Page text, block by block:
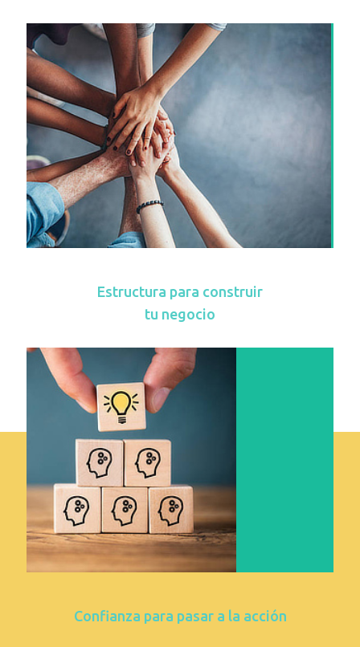
construir los pilares de tu negocio, de forma coherente
contigo para que sea sostenible en el tiempo.
Estructura para construir
tu negocio
Confianza para pasar a la acción